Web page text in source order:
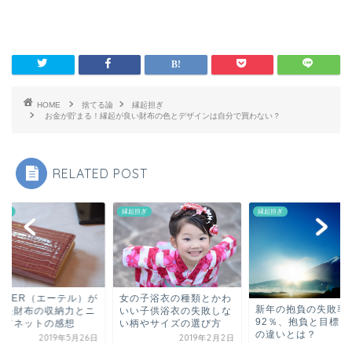
HOME 捨てる論
縁起担ぎ
お金が貯まる！縁起が良い財布の色とデザインは自分で買わない？
RELATED POST
（エーテル）が
長財布の収納力とニ
アネットの感想
2019年5月26日
縁起担ぎ
女の子浴衣の種類とかわ
いい子供浴衣の失敗しな
い柄やサイズの選び方
2019年2月2日
縁起担ぎ
新年の抱負の失敗率
92％、抱負と目標と
の違いとは？